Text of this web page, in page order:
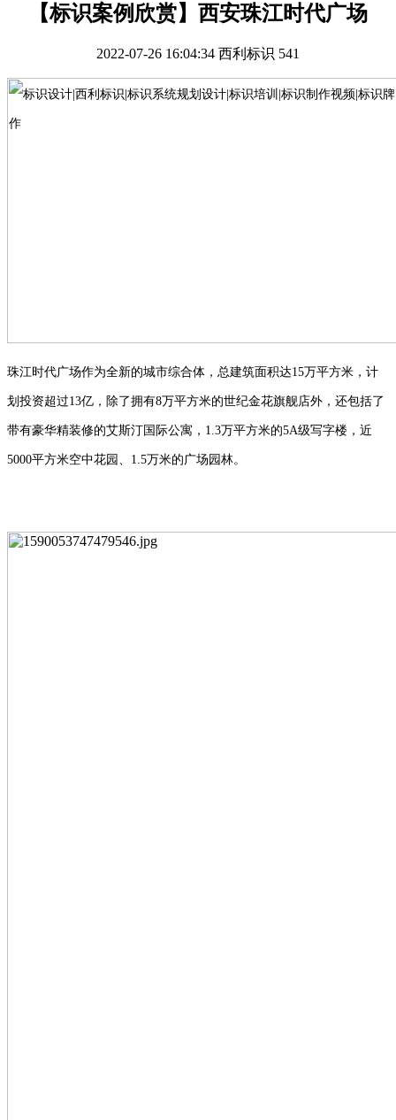
【标识案例欣赏】西安珠江时代广场
2022-07-26 16:04:34 西利标识 541
珠江时代广场作为全新的城市综合体，总建筑面积达15万平方米，计
划投资超过13亿，除了拥有8万平方米的世纪金花旗舰店外，还包括了
带有豪华精装修的艾斯汀国际公寓，1.3万平方米的5A级写字楼，近
5000平方米空中花园、1.5万米的广场园林。